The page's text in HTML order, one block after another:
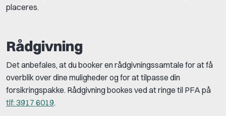
placeres.
Rådgivning
Det anbefales, at du booker en rådgivningssamtale for at få
overblik over dine muligheder og for at tilpasse din
forsikringspakke. Rådgivning bookes ved at ringe til PFA på
tlf: 3917 6019.